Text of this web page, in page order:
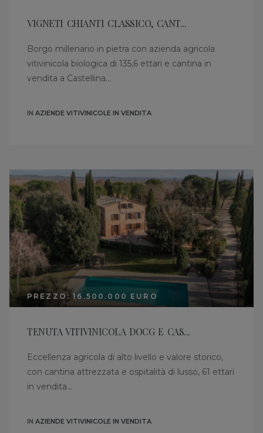
VIGNETI CHIANTI CLASSICO, CANT...
Borgo millenario in pietra con azienda agricola
vitivinicola biologica di 135,6 ettari e cantina in
vendita a Castellina...
IN AZIENDE VITIVINICOLE IN VENDITA
PREZZO: 16.500.000 EURO
TENUTA VITIVINICOLA DOCG E CAS...
Eccellenza agricola di alto livello e valore storico,
con cantina attrezzata e ospitalità di lusso, 61 ettari
in vendita...
IN AZIENDE VITIVINICOLE IN VENDITA